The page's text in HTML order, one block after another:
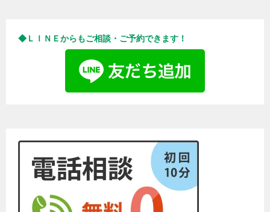
◆ＬＩＮＥからもご相談・ご予約できます！